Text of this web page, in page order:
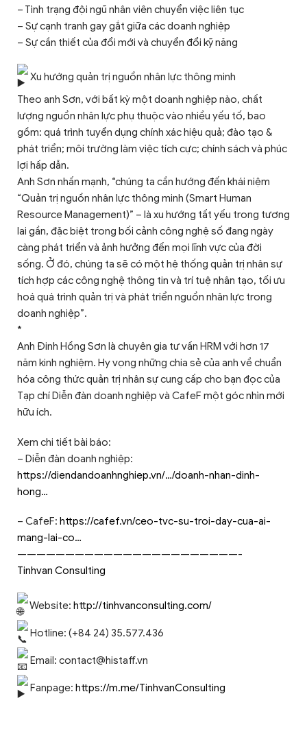
– Tình trạng đội ngũ nhân viên chuyển việc liên tục
– Sự cạnh tranh gay gắt giữa các doanh nghiệp
– Sự cần thiết của đổi mới và chuyển đổi kỹ năng
Xu hướng quản trị nguồn nhân lực thông minh
Theo anh Sơn, với bất kỳ một doanh nghiệp nào, chất
lượng nguồn nhân lực phụ thuộc vào nhiều yếu tố, bao
gồm: quá trình tuyển dụng chính xác hiệu quả; đào tạo &
phát triển; môi trường làm việc tích cực; chính sách và phúc
lợi hấp dẫn.
Anh Sơn nhấn mạnh, “chúng ta cần hướng đến khái niệm
“Quản trị nguồn nhân lực thông minh (Smart Human
Resource Management)” – là xu hướng tất yếu trong tương
lai gần, đặc biệt trong bối cảnh công nghệ số đang ngày
càng phát triển và ảnh hưởng đến mọi lĩnh vực của đời
sống. Ở đó, chúng ta sẽ có một hệ thống quản trị nhân sự
tích hợp các công nghệ thông tin và trí tuệ nhân tạo, tối ưu
hoá quá trình quản trị và phát triển nguồn nhân lực trong
doanh nghiệp”.
*
Anh Đinh Hồng Sơn là chuyên gia tư vấn HRM với hơn 17
năm kinh nghiệm. Hy vọng những chia sẻ của anh về chuẩn
hóa công thức quản trị nhân sự cung cấp cho bạn đọc của
Tạp chí Diễn đàn doanh nghiệp và CafeF một góc nhìn mới
hữu ích.
Xem chi tiết bài báo:
– Diễn đàn doanh nghiệp:
https://diendandoanhnghiep.vn/…/doanh-nhan-dinh-
hong…
– CafeF: https://cafef.vn/ceo-tvc-su-troi-day-cua-ai-
mang-lai-co…
———————————————————————-
Tinhvan Consulting
Website: http://tinhvanconsulting.com/
Hotline: (+84 24) 35.577.436
Email: contact@histaff.vn
Fanpage: https://m.me/TinhvanConsulting